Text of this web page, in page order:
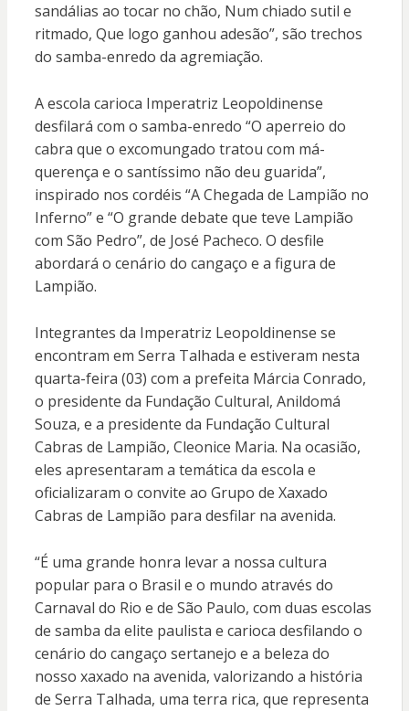
sandálias ao tocar no chão, Num chiado sutil e
ritmado, Que logo ganhou adesão”, são trechos
do samba-enredo da agremiação.
A escola carioca Imperatriz Leopoldinense
desfilará com o samba-enredo “O aperreio do
cabra que o excomungado tratou com má-
querença e o santíssimo não deu guarida”,
inspirado nos cordéis “A Chegada de Lampião no
Inferno” e “O grande debate que teve Lampião
com São Pedro”, de José Pacheco. O desfile
abordará o cenário do cangaço e a figura de
Lampião.
Integrantes da Imperatriz Leopoldinense se
encontram em Serra Talhada e estiveram nesta
quarta-feira (03) com a prefeita Márcia Conrado,
o presidente da Fundação Cultural, Anildomá
Souza, e a presidente da Fundação Cultural
Cabras de Lampião, Cleonice Maria. Na ocasião,
eles apresentaram a temática da escola e
oficializaram o convite ao Grupo de Xaxado
Cabras de Lampião para desfilar na avenida.
“É uma grande honra levar a nossa cultura
popular para o Brasil e o mundo através do
Carnaval do Rio e de São Paulo, com duas escolas
de samba da elite paulista e carioca desfilando o
cenário do cangaço sertanejo e a beleza do
nosso xaxado na avenida, valorizando a história
de Serra Talhada, uma terra rica, que representa